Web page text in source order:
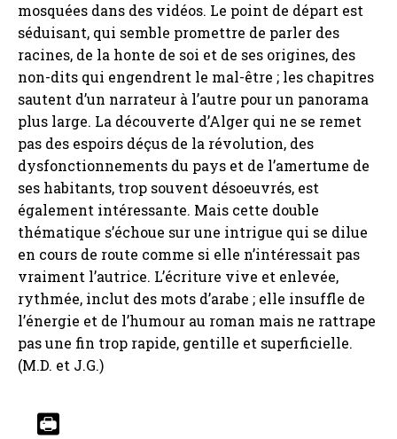
mosquées dans des vidéos. Le point de départ est
séduisant, qui semble promettre de parler des
racines, de la honte de soi et de ses origines, des
non-dits qui engendrent le mal-être ; les chapitres
sautent d’un narrateur à l’autre pour un panorama
plus large. La découverte d’Alger qui ne se remet
pas des espoirs déçus de la révolution, des
dysfonctionnements du pays et de l’amertume de
ses habitants, trop souvent désoeuvrés, est
également intéressante. Mais cette double
thématique s’échoue sur une intrigue qui se dilue
en cours de route comme si elle n’intéressait pas
vraiment l’autrice. L’écriture vive et enlevée,
rythmée, inclut des mots d’arabe ; elle insuffle de
l’énergie et de l’humour au roman mais ne rattrape
pas une fin trop rapide, gentille et superficielle.
(M.D. et J.G.)